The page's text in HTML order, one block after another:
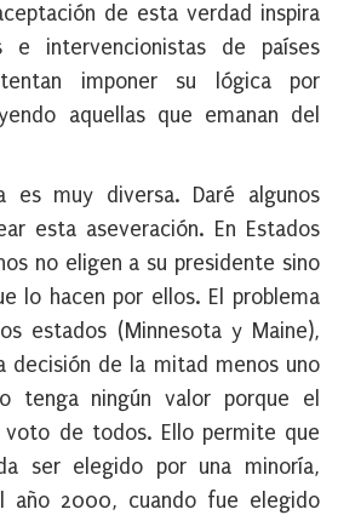
de esta verdad inspira
e intervencionistas de países
imponer su lógica por
aquellas que emanan del
es muy diversa. Daré algunos
esta aseveración. En Estados
no eligen a su presidente sino
lo hacen por ellos. El problema
estados (Minnesota y Maine),
decisión de la mitad menos uno
tenga ningún valor porque el
voto de todos. Ello permite que
ser elegido por una minoría,
año 2000, cuando fue elegido